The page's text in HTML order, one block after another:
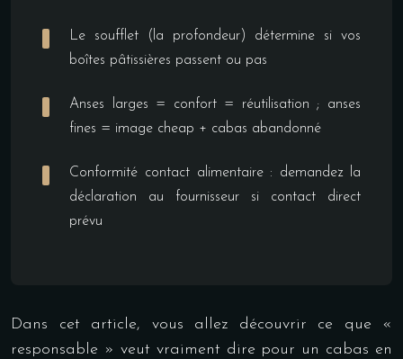
Le soufflet (la profondeur) détermine si vos
boîtes pâtissières passent ou pas
Anses larges = confort = réutilisation ; anses
fines = image cheap + cabas abandonné
Conformité contact alimentaire : demandez la
déclaration au fournisseur si contact direct
prévu
Dans cet article, vous allez découvrir ce que «
responsable » veut vraiment dire pour un cabas en